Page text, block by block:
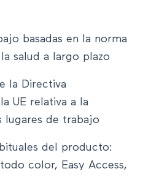
basadas en la norma
salud a largo plazo
la Directiva
UE relativa a la
lugares de trabajo
del producto:
color, Easy Access,